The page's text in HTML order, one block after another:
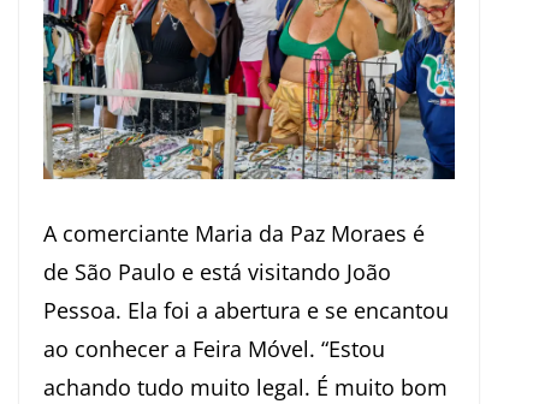
A comerciante Maria da Paz Moraes é
de São Paulo e está visitando João
Pessoa. Ela foi a abertura e se encantou
ao conhecer a Feira Móvel. “Estou
achando tudo muito legal. É muito bom